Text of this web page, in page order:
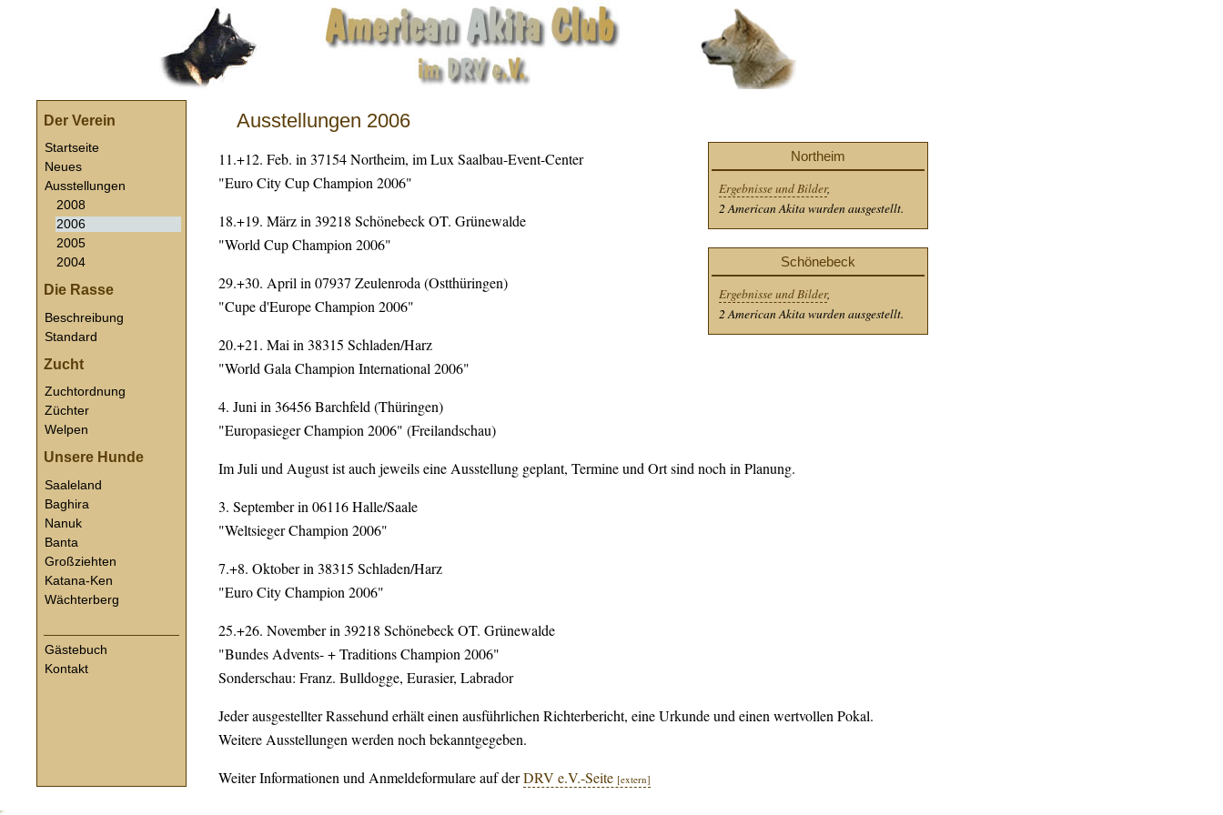
American Akita Club
Ausstellungen 2006
Northeim
Ergebnisse und Bilder,
2 American Akita wurden ausgestellt.
11.+12. Feb. in 37154 Northeim, im Lux Saalbau-Event-Center
"Euro City Cup Champion 2006"
Schönebeck
Ergebnisse und Bilder,
2 American Akita wurden ausgestellt.
18.+19. März in 39218 Schönebeck OT. Grünewalde
"World Cup Champion 2006"
29.+30. April in 07937 Zeulenroda (Ostthüringen)
"Cupe d'Europe Champion 2006"
20.+21. Mai in 38315 Schladen/Harz
"World Gala Champion International 2006"
4. Juni in 36456 Barchfeld (Thüringen)
"Europasieger Champion 2006" (Freilandschau)
Im Juli und August ist auch jeweils eine Ausstellung geplant, Termine und Ort sind noch in Planung.
3. September in 06116 Halle/Saale
"Weltsieger Champion 2006"
7.+8. Oktober in 38315 Schladen/Harz
"Euro City Champion 2006"
25.+26. November in 39218 Schönebeck OT. Grünewalde
"Bundes Advents- + Traditions Champion 2006"
Sonderschau: Franz. Bulldogge, Eurasier, Labrador
Jeder ausgestellter Rassehund erhält einen ausführlichen Richterbericht, eine Urkunde und einen wertvollen Pokal.
Weitere Ausstellungen werden noch bekanntgegeben.
Weiter Informationen und Anmeldeformulare auf derDRV e.V.-Seite [extern]
Der Verein
Startseite
Neues
Ausstellungen
2008
2006
2005
2004
Die Rasse
Beschreibung
Standard
Zucht
Zuchtordnung
Züchter
Welpen
Unsere Hunde
Saaleland
Baghira
Nanuk
Banta
Großziehten
Katana-Ken
Wächterberg
Gästebuch
Kontakt